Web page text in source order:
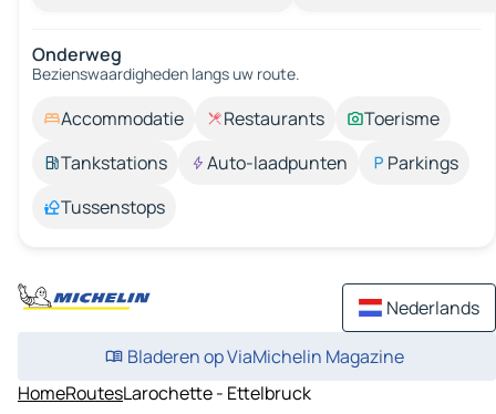
Onderweg
Bezienswaardigheden langs uw route.
Accommodatie Restaurants
Toerisme
Tankstations
Auto-laadpunten
Parkings
Tussenstops
Nederlands
Bladeren op ViaMichelin Magazine
HomeRoutesLarochette - Ettelbruck